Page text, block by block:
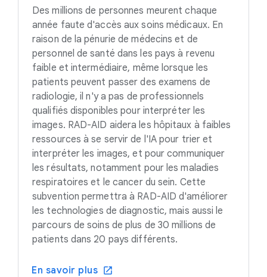
Des millions de personnes meurent chaque
année faute d'accès aux soins médicaux. En
raison de la pénurie de médecins et de
personnel de santé dans les pays à revenu
faible et intermédiaire, même lorsque les
patients peuvent passer des examens de
radiologie, il n'y a pas de professionnels
qualifiés disponibles pour interpréter les
images. RAD-AID aidera les hôpitaux à faibles
ressources à se servir de l'IA pour trier et
interpréter les images, et pour communiquer
les résultats, notamment pour les maladies
respiratoires et le cancer du sein. Cette
subvention permettra à RAD-AID d'améliorer
les technologies de diagnostic, mais aussi le
parcours de soins de plus de 30 millions de
patients dans 20 pays différents.
En savoir plus